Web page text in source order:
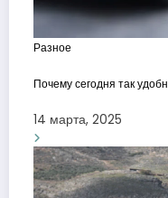
Разное
Почему сегодня так
14 марта, 2025